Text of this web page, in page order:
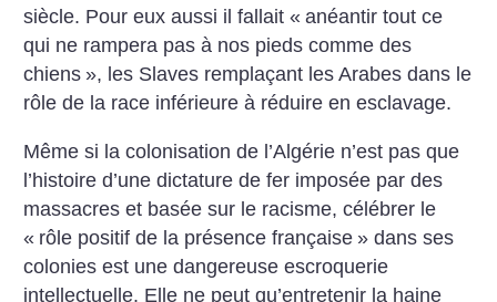
siècle. Pour eux aussi il fallait « anéantir tout ce
qui ne rampera pas à nos pieds comme des
chiens », les Slaves remplaçant les Arabes dans le
rôle de la race inférieure à réduire en esclavage.
Même si la colonisation de l’Algérie n’est pas que
l’histoire d’une dictature de fer imposée par des
massacres et basée sur le racisme, célébrer le
« rôle positif de la présence française » dans ses
colonies est une dangereuse escroquerie
intellectuelle. Elle ne peut qu’entretenir la haine